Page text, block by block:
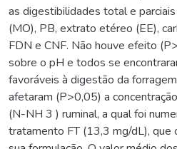
as digestibilidades total e
(MO), PB, extrato etéreo (EE),
FDN e CNF. Não houve efeito
sobre o pH e todos se
favoráveis à digestão da
afetaram (P>0,05) a
(N-NH 3 ) ruminal, a qual foi
tratamento FT (13,3 mg/dL), que